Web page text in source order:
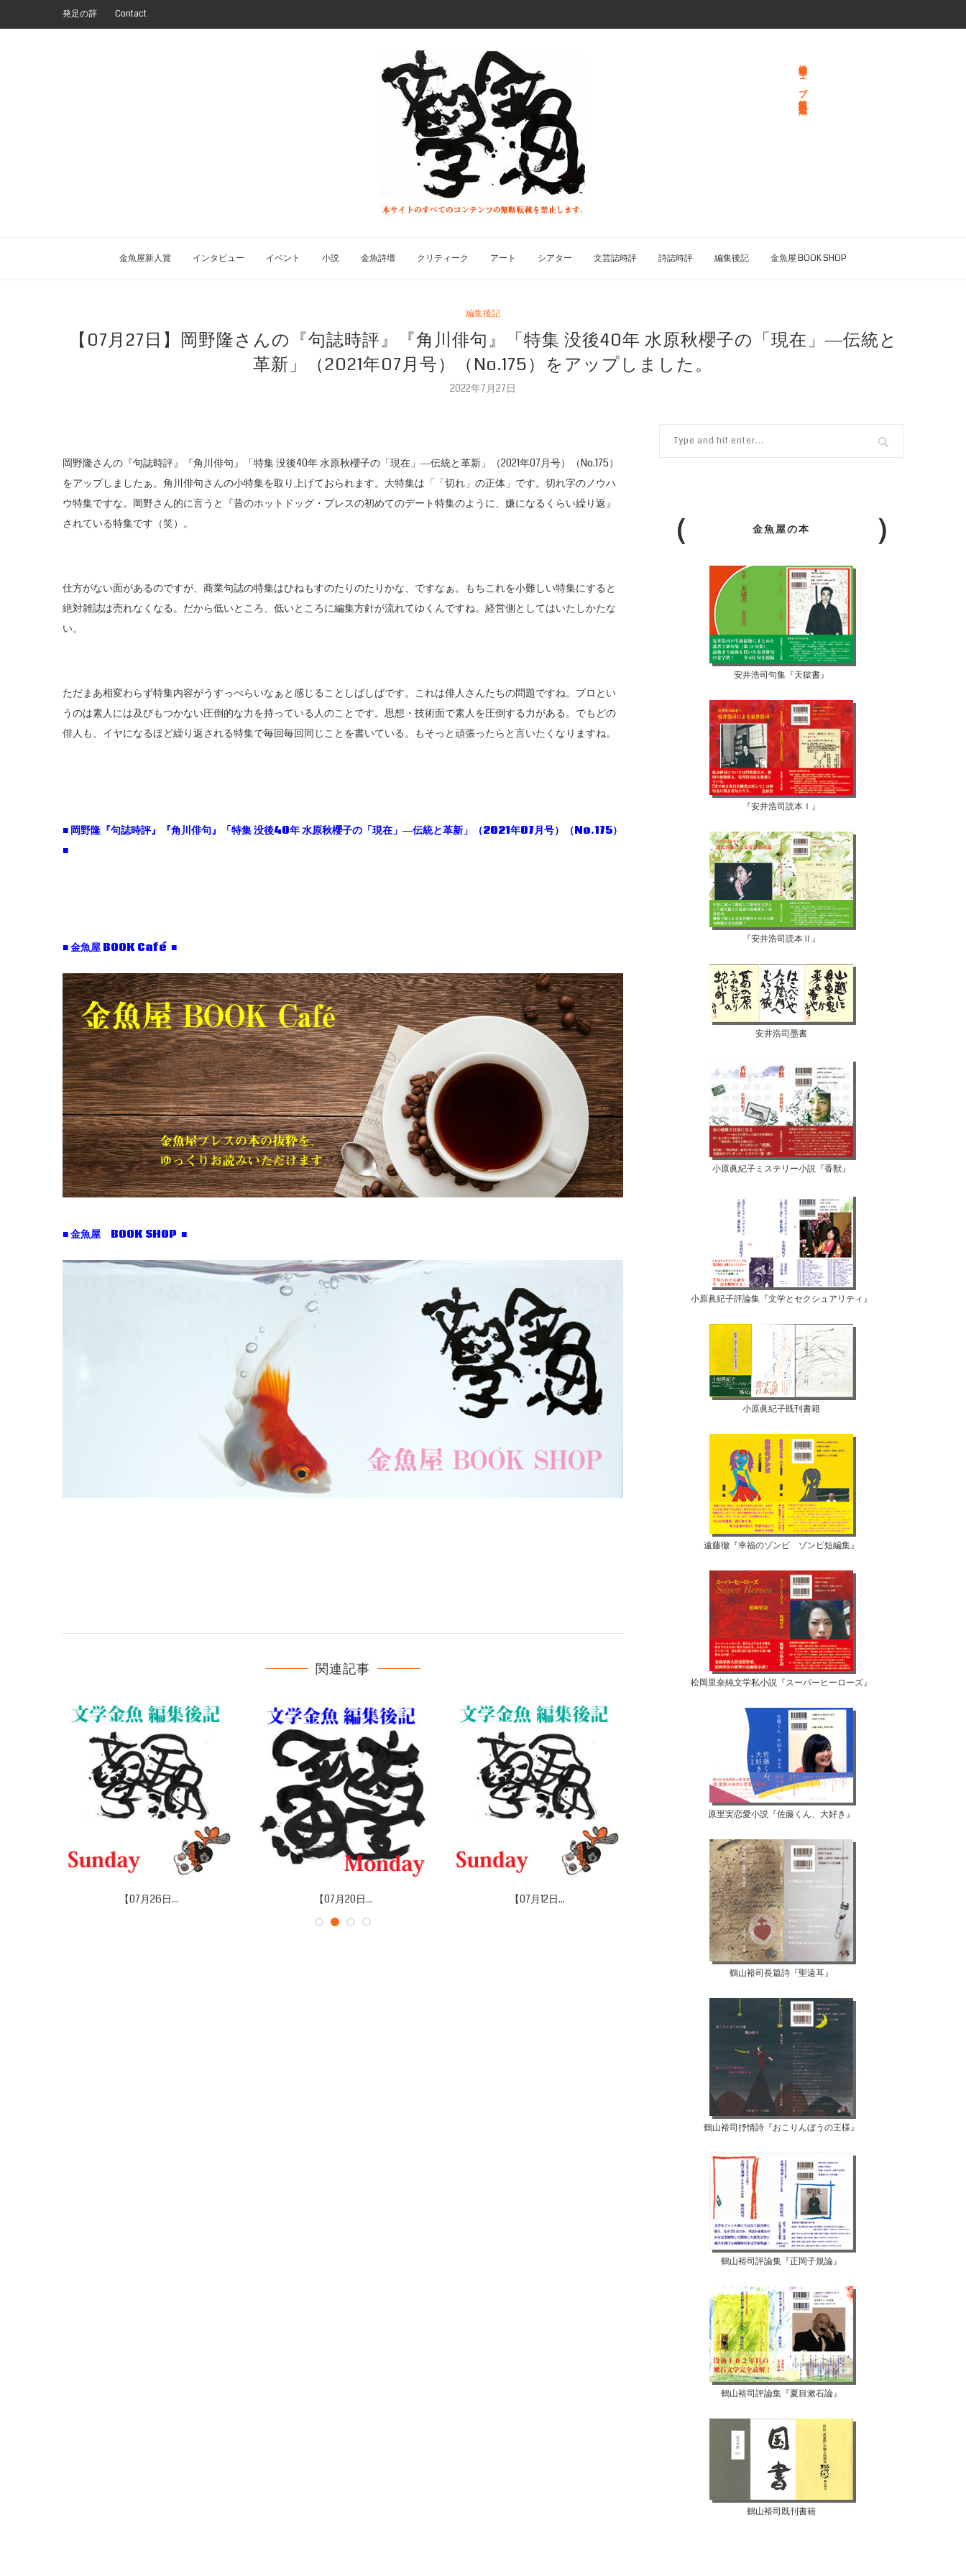
発足の辞 Contact
総合文学ウェブ情報誌 文学金魚
金魚屋新人賞 インタビュー イベント 小説 金魚詩壇 クリティーク アート シアター 文芸誌時評 詩誌時評 編集後記 金魚屋 BOOK SHOP
編集後記
【07月27日】岡野隆さんの『句誌時評』『角川俳句』「特集 没後40年 水原秋櫻子の「現在」―伝統と
革新」（2021年07月号）（No.175）をアップしました。
2022年7月27日
岡野隆さんの『句誌時評』『角川俳句』「特集 没後40年 水原秋櫻子の「現在」―伝統と革新」（2021年07月号）（No.175）
をアップしましたぁ。角川俳句さんの小特集を取り上げておられます。大特集は「「切れ」の正体」です。切れ字のノウハ
ウ特集ですな。岡野さん的に言うと『昔のホットドッグ・プレスの初めてのデート特集のように、嫌になるくらい繰り返』
されている特集です（笑）。
仕方がない面があるのですが、商業句誌の特集はひねもすのたりのたりかな、ですなぁ。もちこれを小難しい特集にすると
絶対雑誌は売れなくなる。だから低いところ、低いところに編集方針が流れてゆくんですね。経営側としてはいたしかたな
い。
ただまあ相変わらず特集内容がうすっぺらいなぁと感じることしばしばです。これは俳人さんたちの問題ですね。プロとい
うのは素人には及びもつかない圧倒的な力を持っている人のことです。思想・技術面で素人を圧倒する力がある。でもどの
俳人も、イヤになるほど繰り返される特集で毎回毎回同じことを書いている。もそっと頑張ったらと言いたくなりますね。
■ 岡野隆『句誌時評』『角川俳句』「特集 没後40年 水原秋櫻子の「現在」―伝統と革新」（2021年07月号）（No.175）
■
■ 金魚屋 BOOK Café ■
■ 金魚屋 BOOK SHOP ■
関連記事
【07月26日... 【07月20日... 【07月12日... 【07月10日...
金魚屋の本
安井浩司句集『天獄書』
『安井浩司読本Ⅰ』
『安井浩司読本Ⅱ』
安井浩司墨書
小原眞紀子ミステリー小説『香獣』
小原眞紀子評論集『文学とセクシュアリティ』
小原眞紀子既刊書籍
遠藤徹『幸福のゾンビ ゾンビ短編集』
松岡里奈純文学私小説『スーパーヒーローズ』
原里実恋愛小説『佐藤くん、大好き』
鶴山裕司長篇詩『聖遠耳』
鶴山裕司抒情詩『おこりんぼうの王様』
鶴山裕司評論集『正岡子規論』
鶴山裕司評論集『夏目漱石論』
鶴山裕司既刊書籍